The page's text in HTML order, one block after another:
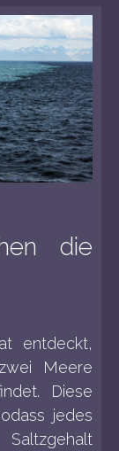
die
entdeckt,
Meere
Diese
jedes